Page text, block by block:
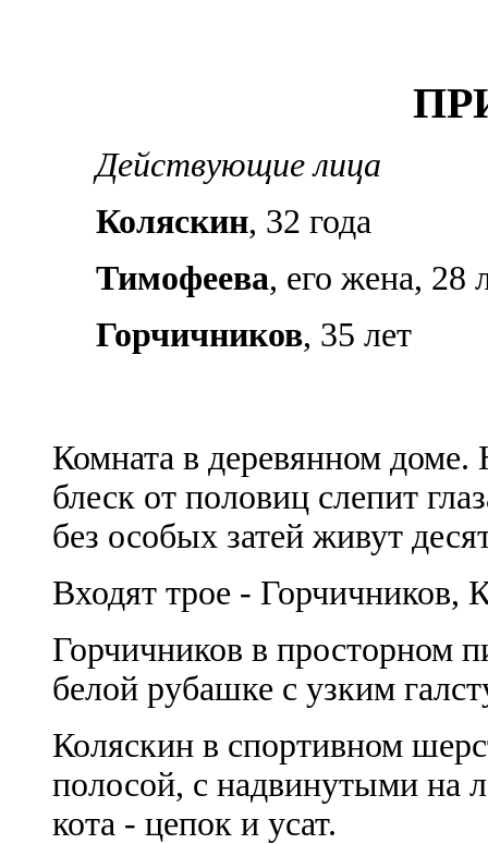
Действующие лица
Коляскин, 32 года
Тимофеева, его жена, 28
Горчичников, 35 лет
Комната в деревянном доме.
блеск от половиц слепит
без особых затей живут
Входят трое - Горчичников,
Горчичников в просторном
белой рубашке с узким
Коляскин в спортивном
полосой, с надвинутыми на
кота - цепок и усат.